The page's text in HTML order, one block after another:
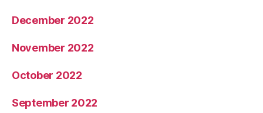
December 2022
November 2022
October 2022
September 2022